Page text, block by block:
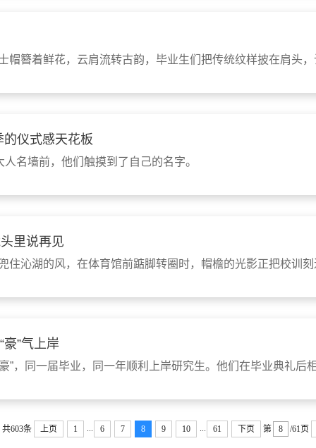
帽簪着鲜花，云肩流转古韵，毕业生们把传统纹样披在肩头
仪式感天花板
名墙前，他们触摸到了自己的名字。
里说再见
住沁湖的风，在体育馆前踮脚转圈时，帽檐的光影正把校训刻
豪”气上岸
”，同一届毕业，同一年顺利上岸研究生。他们在毕业典礼后
共603条 上页 1 6 7 8 9 10 61 下页 第 /61页